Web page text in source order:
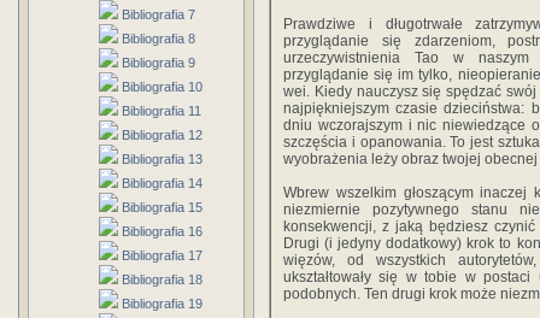
Bibliografia 7
Bibliografia 8
Bibliografia 9
Bibliografia 10
Bibliografia 11
Bibliografia 12
Bibliografia 13
Bibliografia 14
Bibliografia 15
Bibliografia 16
Bibliografia 17
Bibliografia 18
Bibliografia 19
Prawdziwe i długotrwałe
przyglądanie się zdarzeniom,
urzeczywistnienia Tao w naszym
przyglądanie się im tylko,
wei. Kiedy nauczysz się spędzać
najpiękniejszym czasie dzieciństwa:
dniu wczorajszym i nic niewiedzące
szczęścia i opanowania. To jest
wyobrażenia leży obraz twojej
Wbrew wszelkim głoszącym
niezmiernie pozytywnego stanu
konsekwencji, z jaką będziesz
Drugi (i jedyny dodatkowy) krok to
więzów, od wszystkich
ukształtowały się w tobie w
podobnych. Ten drugi krok może